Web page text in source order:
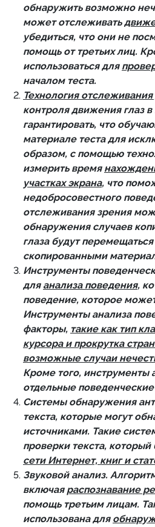
обнаружить возможно
может отслеживать
убедиться, что они не
помощь от третьих лиц.
использоваться для
началом теста.
Технология
контроля движения глаз
гарантировать, что
материале теста для
образом, с помощью
измерить время
участках экрана, что
недобросовестного
отслеживания зрения
обнаружения случаев
глаза будут
скопированными
Инструменты
для анализа поведения,
поведение, которое
Инструменты анализа
факторы, такие как тип
курсора и прокрутка
возможные случаи
Кроме того, инструменты
отдельные
Системы обнаружения
текста, которые могут
источниками. Такие
проверки текста,
сети Интернет, книг и
Звуковой анализ.
включая распознавание
помощь третьим лицам.
использована для